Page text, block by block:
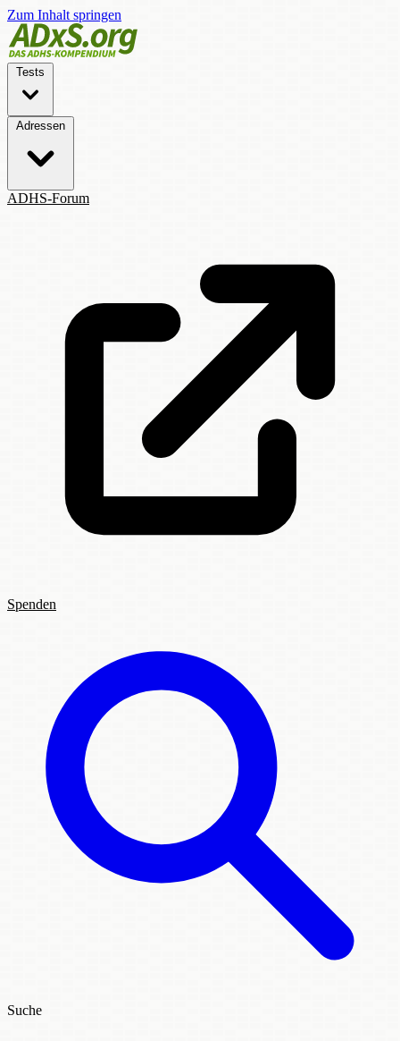
Zum Inhalt springen
Tests
Adressen
ADHS-Forum
Spenden
Suche